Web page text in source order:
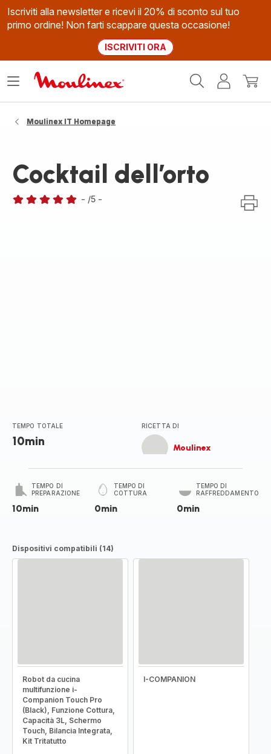
Iscriviti alla newsletter e ricevi il 20% di sconto sul tuo
primo ordine! Non farti scappare questa occasione!
ISCRIVITI ORA
Il
Apri
Moulinex IT Homepage
Cocktail dell’orto
- /5 -
TEMPO TOTALE
10min
RICETTA DI
Moulinex
TEMPO DI
PREPARAZIONE
10min
TEMPO DI
COTTURA
0min
TEMPO DI
RAFFREDDAMENTO
0min
Dispositivi compatibili (14)
Robot da cucina
multifunzione i-
Companion Touch Pro
(Black), Funzione Cottura,
Capacità 3L, Schermo
Touch, Bilancia Integrata,
Kit Tritatutto
I-COMPANION